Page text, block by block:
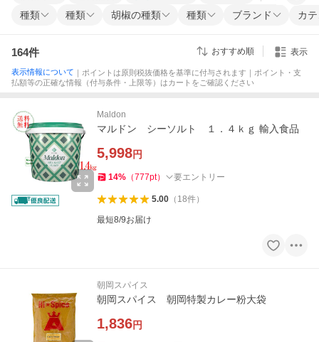
種類 種類 胡椒の種類 種類 ブランド カ
164件 おすすめ順 表示
表示情報について ｜ポイントは原則税抜価格を基準に付与されます｜ポイント・支
払額等の正確な情報（付与条件・上限等）はカートをご確認ください
Maldon
マルドン シーソルト １．４ｋｇ 輸入食品
5,998円
14% （777pt） 要エントリー
5.00（ 18件）
最短8/9お届け
朝岡スパイス
朝岡スパイス 朝岡特製カレー粉大袋
1,836円